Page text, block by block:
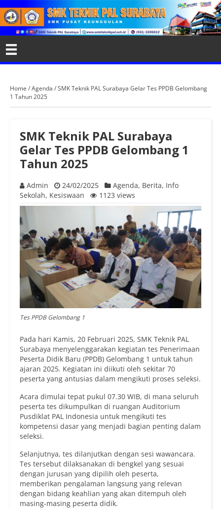
Home /Agenda /SMK Teknik PAL Surabaya Gelar Tes PPDB Gelombang
1 Tahun 2025
SMK Teknik PAL Surabaya
Gelar Tes PPDB Gelombang 1
Tahun 2025
Admin 24/02/2025 Agenda, Berita, Info
Sekolah, Kesiswaan 1123 views
Tes PPDB Gelombang 1
Pada hari Kamis, 20 Februari 2025, SMK Teknik PAL
Surabaya menyelenggarakan kegiatan tes Penerimaan
Peserta Didik Baru (PPDB) Gelombang 1 untuk tahun
ajaran 2025. Kegiatan ini diikuti oleh sekitar 70
peserta yang antusias dalam mengikuti proses seleksi.
Acara dimulai tepat pukul 07.30 WIB, di mana seluruh
peserta tes dikumpulkan di ruangan Auditorium
Pusdiklat PAL Indonesia untuk mengikuti tes
kompetensi dasar yang menjadi bagian penting dalam
seleksi.
Selanjutnya, tes dilanjutkan dengan sesi wawancara.
Tes tersebut dilaksanakan di bengkel yang sesuai
dengan jurusan yang dipilih oleh peserta,
memberikan pengalaman langsung yang relevan
dengan bidang keahlian yang akan ditempuh oleh
masing-masing peserta didik.